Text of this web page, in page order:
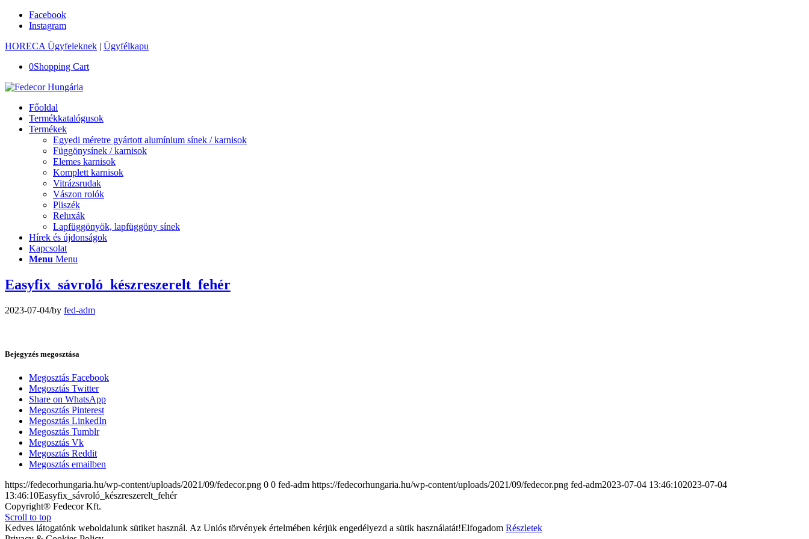
Facebook
Instagram
HORECA Ügyfeleknek | Ügyfélkapu
0Shopping Cart
Főoldal
Termékkatalógusok
Termékek
Egyedi méretre gyártott alumínium sínek / karnisok
Függönysínek / karnisok
Elemes karnisok
Komplett karnisok
Vitrázsrudak
Vászon rolók
Pliszék
Reluxák
Lapfüggönyök, lapfüggöny sínek
Hírek és újdonságok
Kapcsolat
Menu Menu
Easyfix_sávroló_készreszerelt_fehér
2023-07-04/by fed-adm
Bejegyzés megosztása
Megosztás Facebook
Megosztás Twitter
Share on WhatsApp
Megosztás Pinterest
Megosztás LinkedIn
Megosztás Tumblr
Megosztás Vk
Megosztás Reddit
Megosztás emailben
https://fedecorhungaria.hu/wp-content/uploads/2021/09/fedecor.png 0 0 fed-adm https://fedecorhungaria.hu/wp-content/uploads/2021/09/fedecor.png fed-adm2023-07-04 13:46:102023-07-04
13:46:10Easyfix_sávroló_készreszerelt_fehér
Copyright® Fedecor Kft.
Scroll to top
Kedves látogatónk weboldalunk sütiket használ. Az Uniós törvények értelmében kérjük engedélyezd a sütik használatát!Elfogadom Részletek